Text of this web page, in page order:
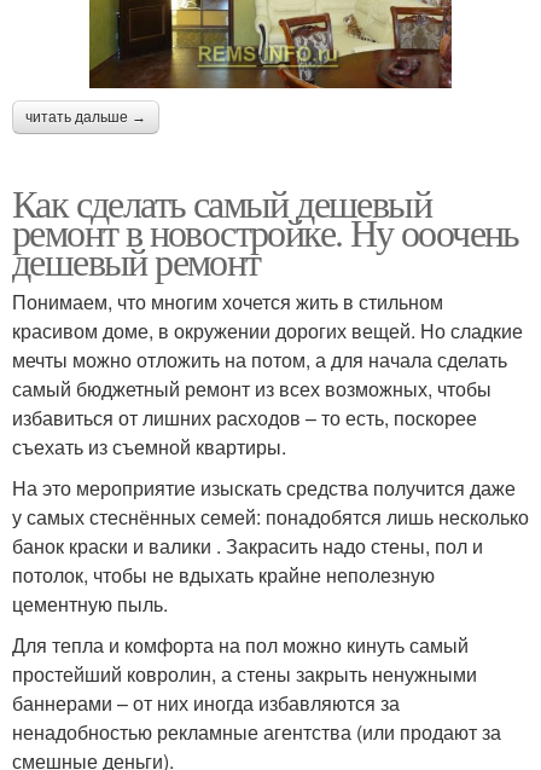
читать дальше →
Как сделать самый дешевый
ремонт в новостройке. Ну ооочень
дешевый ремонт
Понимаем, что многим хочется жить в стильном
красивом доме, в окружении дорогих вещей. Но сладкие
мечты можно отложить на потом, а для начала сделать
самый бюджетный ремонт из всех возможных, чтобы
избавиться от лишних расходов – то есть, поскорее
съехать из съемной квартиры.
На это мероприятие изыскать средства получится даже
у самых стеснённых семей: понадобятся лишь несколько
банок краски и валики . Закрасить надо стены, пол и
потолок, чтобы не вдыхать крайне неполезную
цементную пыль.
Для тепла и комфорта на пол можно кинуть самый
простейший ковролин, а стены закрыть ненужными
баннерами – от них иногда избавляются за
ненадобностью рекламные агентства (или продают за
смешные деньги).